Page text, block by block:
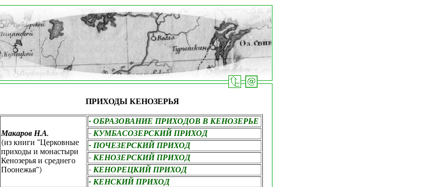
ПРИХОДЫ КЕНОЗЕРЬЯ
Макаров Н.А.
(из книги "Церковные
приходы и монастыри
Кенозерья и среднего
Поонежья")
- ОБРАЗОВАНИЕ ПРИХОДОВ В КЕНОЗЕРЬЕ
- КУМБАСОЗЕРСКИЙ ПРИХОД
- ПОЧЕЗЕРСКИЙ ПРИХОД
- КЕНОЗЕРСКИЙ ПРИХОД
- КЕНОРЕЦКИЙ ПРИХОД
- КЕНСКИЙ ПРИХОД